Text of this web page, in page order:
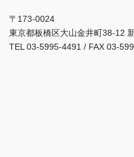
〒173-0024
東京都板橋区大山金井町38-12
TEL 03-5995-4491 / FAX 03-